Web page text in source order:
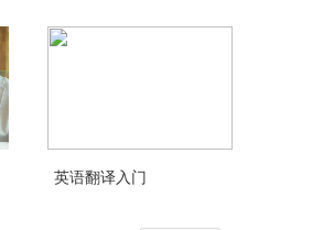
英语翻译入门